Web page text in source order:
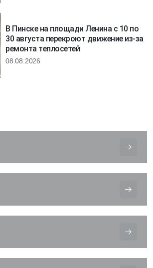
В Пинске на площади Ленина с 10 по
30 августа перекроют движение из-за
ремонта теплосетей
08.08.2026